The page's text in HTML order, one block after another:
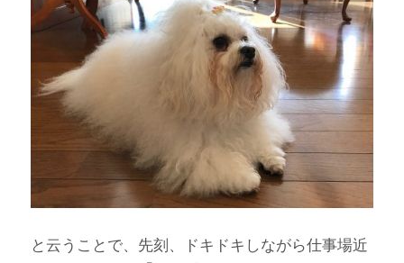
と云うことで、先刻、ドキドキしながら仕事場近